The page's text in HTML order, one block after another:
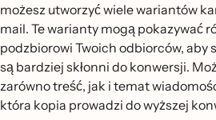
możesz utworzyć wiele wariantów
mail. Te warianty mogą pokazywać
podzbiorowi Twoich odbiorców, aby
są bardziej skłonni do konwersji.
zarówno treść, jak i temat
która kopia prowadzi do wyższej